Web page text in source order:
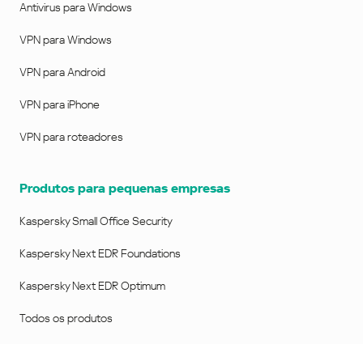
Antivirus para Windows
VPN para Windows
VPN para Android
VPN para iPhone
VPN para roteadores
Produtos para pequenas empresas
Kaspersky Small Office Security
Kaspersky Next EDR Foundations
Kaspersky Next EDR Optimum
Todos os produtos